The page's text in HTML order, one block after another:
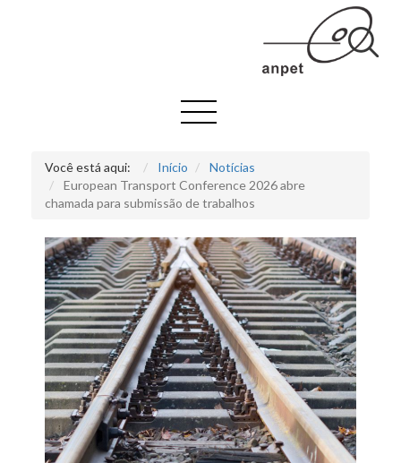
Você está aqui: Início
Notícias
European Transport Conference 2026 abre
chamada para submissão de trabalhos